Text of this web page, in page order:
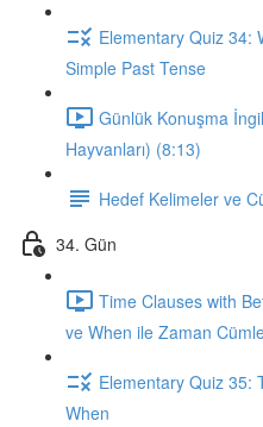
Elementary Quiz 34:
Simple Past Tense
Günlük Konuşma
Hayvanları) (8:13)
Hedef Kelimeler ve
34. Gün
Time Clauses with
ve When ile Zaman
Elementary Quiz 35:
When